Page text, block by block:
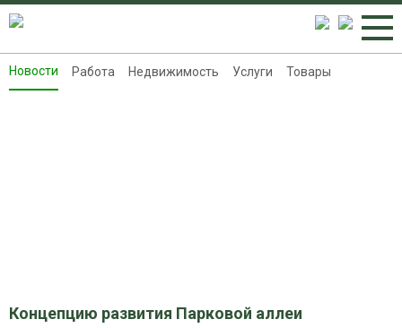
Новости
Новости Работа Недвижимость Услуги Товары
Концепцию развития Парковой аллеи